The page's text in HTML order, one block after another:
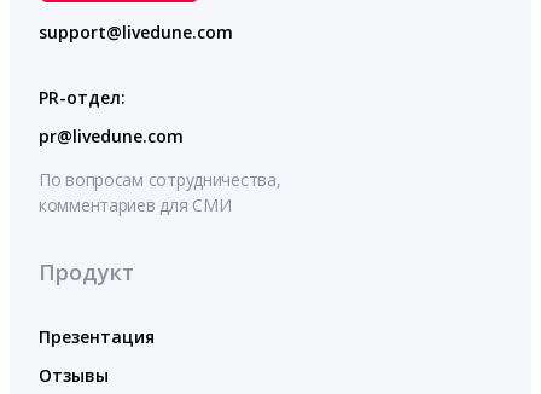
support@livedune.com
PR-отдел:
pr@livedune.com
По вопросам сотрудничества,
комментариев для СМИ
Продукт
Презентация
Отзывы